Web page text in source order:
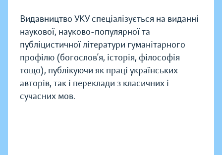
Видавництво УКУ спеціалізується на виданні
наукової, науково-популярної та
публіцистичної літератури гуманітарного
профілю (богослов’я, історія, філософія
тощо), публікуючи як праці українських
авторів, так і переклади з класичних і
сучасних мов.